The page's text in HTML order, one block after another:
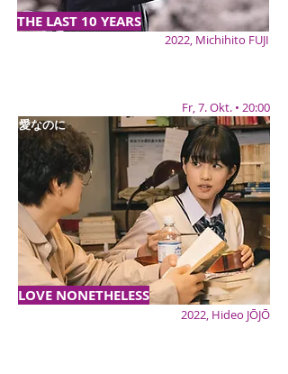
THE LAST 10 YEARS
2022, Michihito FUJI
Fr, 7. Okt. • 20:00
LOVE NONETHELESS
愛なのに
2022, Hideo JŌJŌ